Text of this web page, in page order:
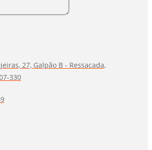
27, Galpão B - Ressacada,
330